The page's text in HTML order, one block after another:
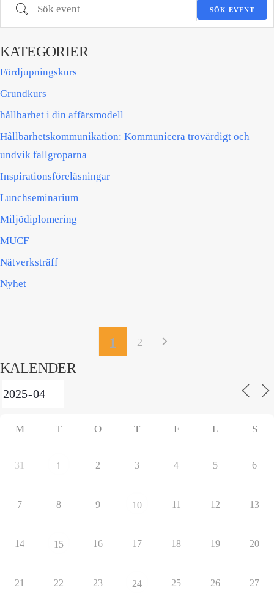
Sök event SÖK EVENT
KATEGORIER
Fördjupningskurs
Grundkurs
hållbarhet i din affärsmodell
Hållbarhetskommunikation: Kommunicera trovärdigt och
undvik fallgroparna​
Inspirationsföreläsningar
Lunchseminarium
Miljödiplomering
MUCF
Nätverksträff
Nyhet
1 2
KALENDER
M T O T F L S
31 1 2 3 4 5 6
7 8 9 10 11 12 13
14 15 16 17 18 19 20
21 22 23 24 25 26 27